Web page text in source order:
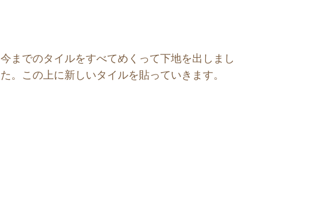
今までのタイルをすべてめくって下地を出しまし
た。この上に新しいタイルを貼っていきます。